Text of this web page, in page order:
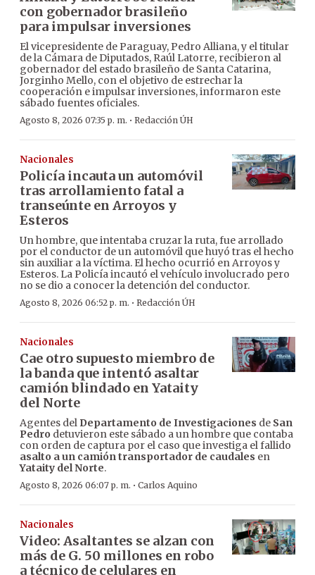
con gobernador brasileño
para impulsar inversiones
El vicepresidente de Paraguay, Pedro Alliana, y el titular
de la Cámara de Diputados, Raúl Latorre, recibieron al
gobernador del estado brasileño de Santa Catarina,
Jorginho Mello, con el objetivo de estrechar la
cooperación e impulsar inversiones, informaron este
sábado fuentes oficiales.
Agosto 8, 2026 07:35 p. m. · Redacción ÚH
Nacionales
Policía incauta un automóvil
tras arrollamiento fatal a
transeúnte en Arroyos y
Esteros
Un hombre, que intentaba cruzar la ruta, fue arrollado
por el conductor de un automóvil que huyó tras el hecho
sin auxiliar a la víctima. El hecho ocurrió en Arroyos y
Esteros. La Policía incautó el vehículo involucrado pero
no se dio a conocer la detención del conductor.
Agosto 8, 2026 06:52 p. m. · Redacción ÚH
Nacionales
Cae otro supuesto miembro de
la banda que intentó asaltar
camión blindado en Yataity
del Norte
Agentes del Departamento de Investigaciones de San
Pedro detuvieron este sábado a un hombre que contaba
con orden de captura por el caso que investiga el fallido
asalto a un camión transportador de caudales en
Yataity del Norte.
Agosto 8, 2026 06:07 p. m. · Carlos Aquino
Nacionales
Video: Asaltantes se alzan con
más de G. 50 millones en robo
a técnico de celulares en